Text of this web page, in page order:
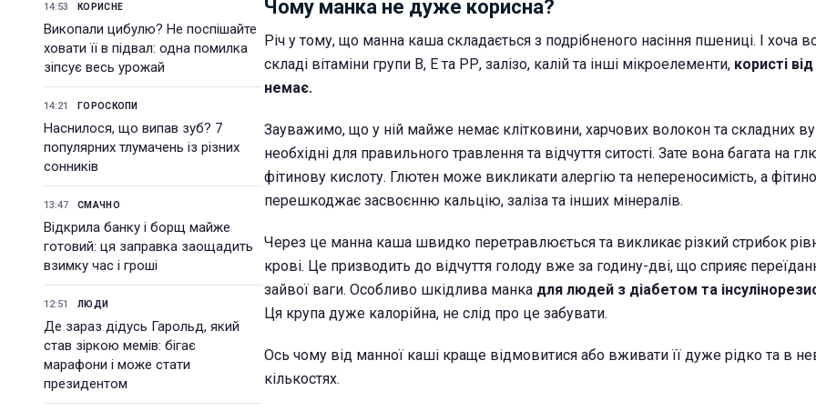
14:53 КОРИСНЕ
Викопали цибулю? Не поспішайте
ховати її в підвал: одна помилка
зіпсує весь урожай
14:21 ГОРОСКОПИ
Наснилося, що випав зуб? 7
популярних тлумачень із різних
сонників
13:47 СМАЧНО
Відкрила банку і борщ майже
готовий: ця заправка заощадить
взимку час і гроші
12:51 ЛЮДИ
Де зараз дідусь Гарольд, який
став зіркою мемів: бігає
марафони і може стати
президентом
Чому манка не дуже корисна?
Річ у тому, що манна каша складається з подрібненого насіння пшениці. І хоча
складі вітаміни групи В, Е та РР, залізо, калій та інші мікроелементи, користі
немає.
Зауважимо, що у ній майже немає клітковини, харчових волокон та складних
необхідні для правильного травлення та відчуття ситості. Зате вона багата на
фітинову кислоту. Глютен може викликати алергію та непереносимість, а
перешкоджає засвоєнню кальцію, заліза та інших мінералів.
Через це манна каша швидко перетравлюється та викликає різкий стрибок
крові. Це призводить до відчуття голоду вже за годину-дві, що сприяє
зайвої ваги. Особливо шкідлива манка для людей з діабетом та
Ця крупа дуже калорійна, не слід про це забувати.
Ось чому від манної каші краще відмовитися або вживати її дуже рідко та в
кількостях.